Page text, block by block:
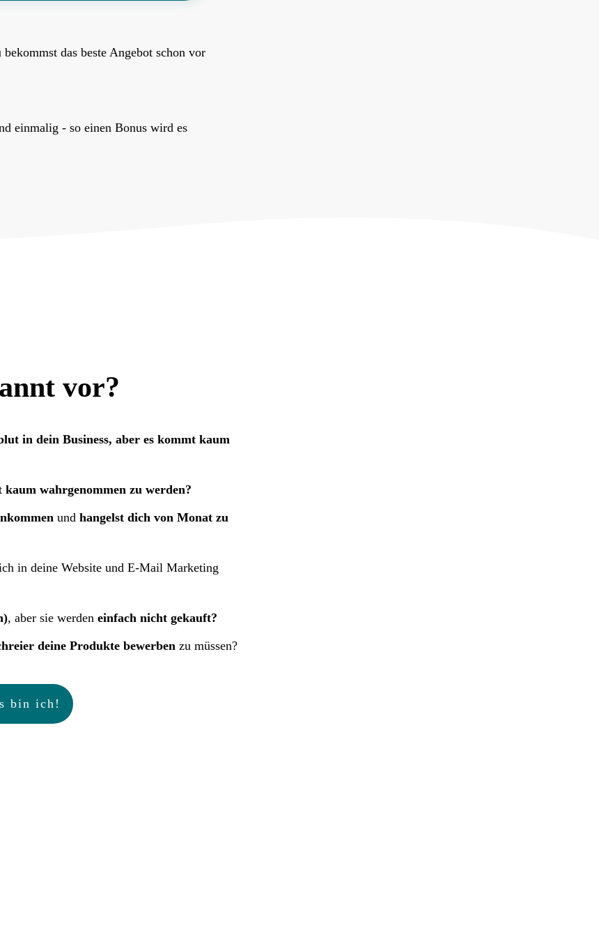
das beste Angebot schon vor
einmalig - so einen Bonus wird es
vor?
in dein Business, aber es kommt kaum
kaum wahrgenommen zu werden?
und hangelst dich von Monat zu
in deine Website und E-Mail Marketing
, aber sie werden einfach nicht gekauft?
deine Produkte bewerben zu müssen?
bin ich!